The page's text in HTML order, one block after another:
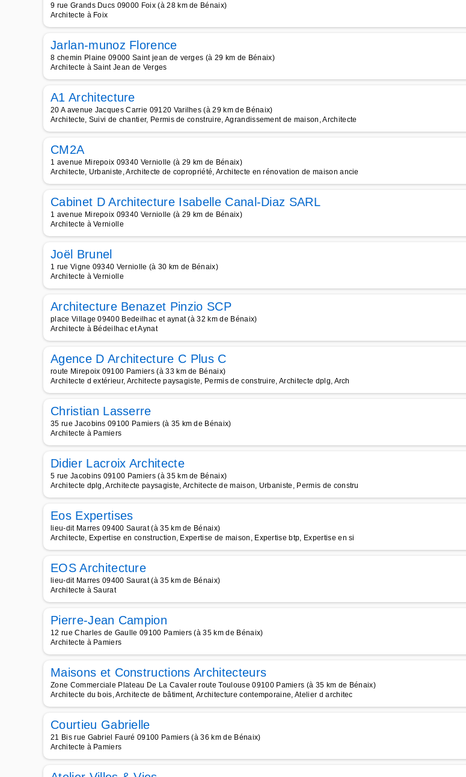
9 rue Grands Ducs 09000 Foix (à 28 km de Bénaix)
Architecte à Foix
Jarlan-munoz Florence
8 chemin Plaine 09000 Saint jean de verges (à 29 km de Bénaix)
Architecte à Saint Jean de Verges
A1 Architecture
20 A avenue Jacques Carrie 09120 Varilhes (à 29 km de Bénaix)
Architecte, Suivi de chantier, Permis de construire, Agrandissement de maison, Architecte
CM2A
1 avenue Mirepoix 09340 Verniolle (à 29 km de Bénaix)
Architecte, Urbaniste, Architecte de copropriété, Architecte en rénovation de maison ancie
Cabinet D Architecture Isabelle Canal-Diaz SARL
1 avenue Mirepoix 09340 Verniolle (à 29 km de Bénaix)
Architecte à Verniolle
Joël Brunel
1 rue Vigne 09340 Verniolle (à 30 km de Bénaix)
Architecte à Verniolle
Architecture Benazet Pinzio SCP
place Village 09400 Bedeilhac et aynat (à 32 km de Bénaix)
Architecte à Bédeilhac et Aynat
Agence D Architecture C Plus C
route Mirepoix 09100 Pamiers (à 33 km de Bénaix)
Architecte d extérieur, Architecte paysagiste, Permis de construire, Architecte dplg, Arch
Christian Lasserre
35 rue Jacobins 09100 Pamiers (à 35 km de Bénaix)
Architecte à Pamiers
Didier Lacroix Architecte
5 rue Jacobins 09100 Pamiers (à 35 km de Bénaix)
Architecte dplg, Architecte paysagiste, Architecte de maison, Urbaniste, Permis de constru
Eos Expertises
lieu-dit Marres 09400 Saurat (à 35 km de Bénaix)
Architecte, Expertise en construction, Expertise de maison, Expertise btp, Expertise en si
EOS Architecture
lieu-dit Marres 09400 Saurat (à 35 km de Bénaix)
Architecte à Saurat
Pierre-Jean Campion
12 rue Charles de Gaulle 09100 Pamiers (à 35 km de Bénaix)
Architecte à Pamiers
Maisons et Constructions Architecteurs
Zone Commerciale Plateau De La Cavaler route Toulouse 09100 Pamiers (à 35 km de Bénaix)
Architecte du bois, Architecte de bâtiment, Architecture contemporaine, Atelier d architec
Courtieu Gabrielle
21 Bis rue Gabriel Fauré 09100 Pamiers (à 36 km de Bénaix)
Architecte à Pamiers